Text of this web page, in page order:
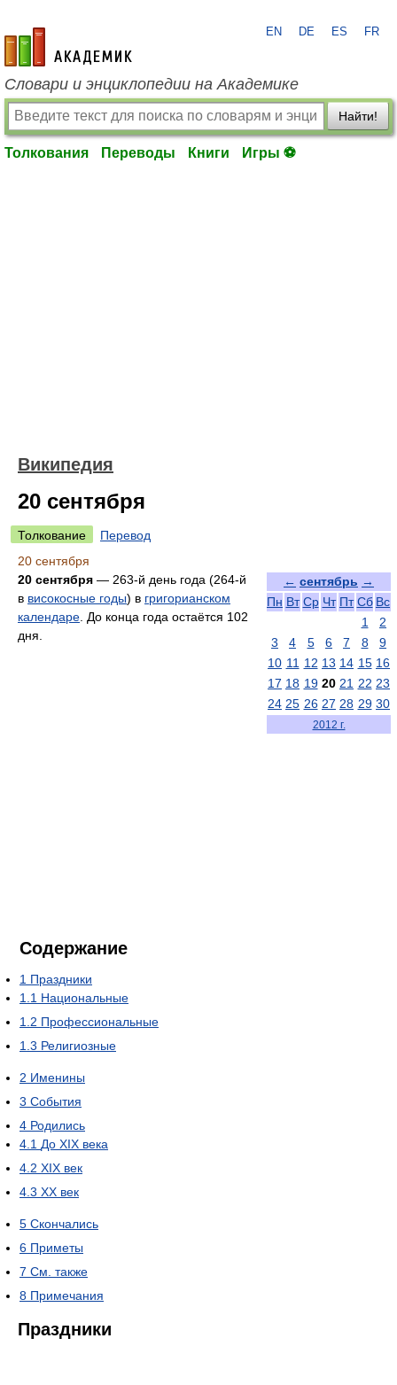
academic.ru
EN DE ES FR
Словари и энциклопедии на Академике
Найти!
Толкования Переводы Книги Игры ⚽
Википедия
20 сентября
Толкование
Перевод
20 сентября
← сентябрь →
Пн Вт Ср Чт Пт Сб Вс
1
2
3
4 5 6 7 8
9
10 11 12 13 14 15 16
17 18 19 20 21 22 23
24 25 26 27 28 29 30
2012 г.
20 сентября — 263-й день года (264-й
в високосные годы) в григорианском
календаре . До конца года остаётся 102
дня.
Содержание
1 Праздники
1.1 Национальные
1.2 Профессиональные
1.3 Религиозные
2 Именины
3 События
4 Родились
4.1 До XIX века
4.2 XIX век
4.3 XX век
5 Скончались
6 Приметы
7 См. также
8 Примечания
Праздники